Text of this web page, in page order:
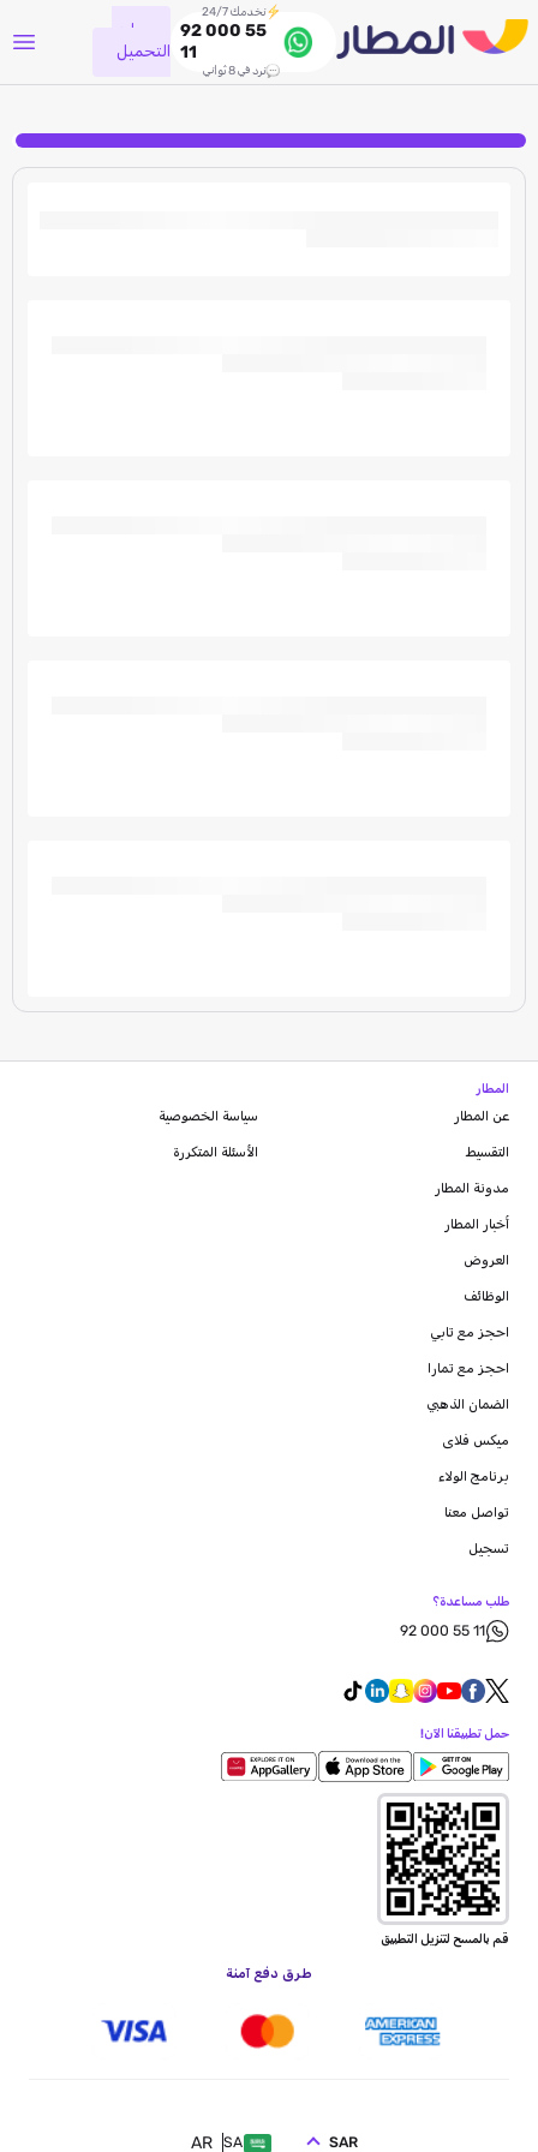
نخدمك 24/7
92 000 55
11
نرد في 8 ثواني
جاري
التحميل
المطار
عن المطار
التقسيط
مدونة المطار
أخبار المطار
العروض
الوظائف
احجز مع تابي
احجز مع تمارا
الضمان الذهبي
ميكس فلاى
برنامج الولاء
سياسة الخصوصية
الأسئلة المتكررة
تواصل معنا
تسجيل
طلب مساعدة؟
92 000 55 11
حمل تطبيقنا الآن!
قم بالمسح لتنزيل التطبيق
طرق دفع آمنة
SA
AR SAR